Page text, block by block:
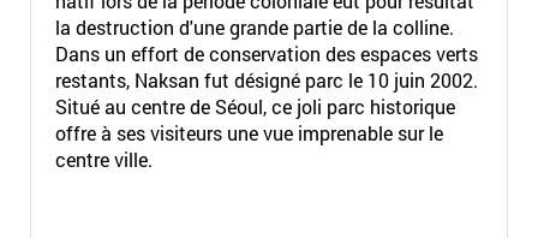
la destruction d'une grande partie de la colline.
Dans un effort de conservation des espaces verts
restants, Naksan fut désigné parc le 10 juin 2002.
Situé au centre de Séoul, ce joli parc historique
offre à ses visiteurs une vue imprenable sur le
centre ville.